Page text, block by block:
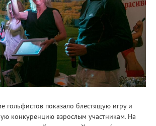
гольфистов показало блестящую игру и
конкуренцию взрослым участникам. На